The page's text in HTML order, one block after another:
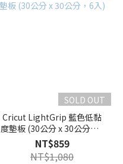
SOLD OUT
Cricut LightGrip 藍色低黏
度墊板 (30公分 x 30公分，6
入)
NT$859
NT$1,080